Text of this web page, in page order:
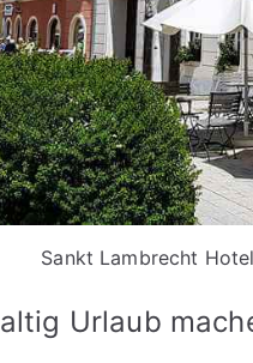
Sankt Lambrecht
Urlaub